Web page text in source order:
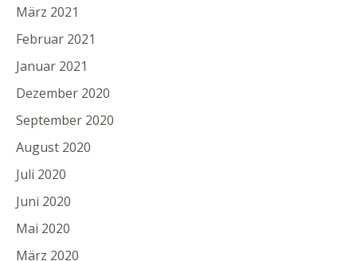
März 2021
Februar 2021
Januar 2021
Dezember 2020
September 2020
August 2020
Juli 2020
Juni 2020
Mai 2020
März 2020